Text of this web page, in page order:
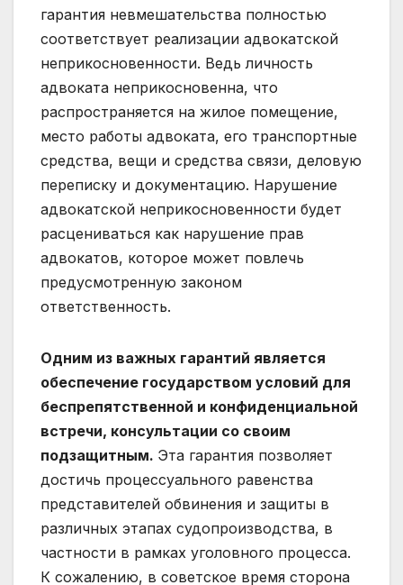
гарантия невмешательства полностью
соответствует реализации адвокатской
неприкосновенности. Ведь личность
адвоката неприкосновенна, что
распространяется на жилое помещение,
место работы адвоката, его транспортные
средства, вещи и средства связи, деловую
переписку и документацию. Нарушение
адвокатской неприкосновенности будет
расцениваться как нарушение прав
адвокатов, которое может повлечь
предусмотренную законом
ответственность.
Одним из важных гарантий является
обеспечение государством условий для
беспрепятственной и конфиденциальной
встречи, консультации со своим
подзащитным. Эта гарантия позволяет
достичь процессуального равенства
представителей обвинения и защиты в
различных этапах судопроизводства, в
частности в рамках уголовного процесса.
К сожалению, в советское время сторона